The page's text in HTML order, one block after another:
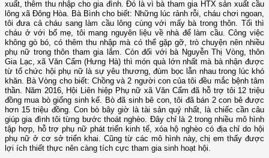
xuất, thêm thu nhập cho gia đình. Đó là vì bà tham gia HTX sản xuất cầu
lông xã Đông Hòa. Bà Bình cho biết: Những lúc rảnh rỗi, cháu chơi ngoan,
tôi đưa cả cháu sang làm cầu lông cùng với mấy bà trong thôn. Tối thì
cháu ở với bố mẹ, tôi mang nguyên liệu về nhà để làm cầu. Công việc
không gò bó, có thêm thu nhập mà có thể gặp gỡ, trò chuyện nên nhiều
phụ nữ trong thôn tham gia lắm. Còn đối với bà Nguyễn Thị Vòng, thôn
Gia Lạc, xã Văn Cẩm (Hưng Hà) thì món quà lớn nhất mà bà nhận được
từ tổ chức hội phụ nữ là sự yêu thương, đùm bọc lẫn nhau trong lúc khó
khăn. Bà Vòng cho biết: Chồng và 2 người con của tôi đều mắc bệnh tâm
thần. Năm 2016, Hội Liên hiệp Phụ nữ xã Văn Cẩm đã hỗ trợ tôi 12 triệu
đồng mua bò giống sinh kế. Bò đã sinh bê con, tôi đã bán 2 con bê được
hơn 15 triệu đồng. Con bò bây giờ là tài sản quý nhất, là chiếc cần câu
giúp gia đình tôi từng bước thoát nghèo. Đây chỉ là 2 trong nhiều mô hình
tập hợp, hỗ trợ phụ nữ phát triển kinh tế, xóa hộ nghèo có địa chỉ do hội
phụ nữ ở cơ sở triển khai. Cũng từ các mô hình này, chị em thấy được
lợi ích thiết thực nên càng tích cực tham gia sinh hoạt hội.